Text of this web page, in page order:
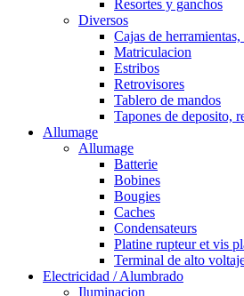
Resortes y ganchos
Diversos
Cajas de
Matriculacion
Estribos
Retrovisores
Tablero de mandos
Tapones de deposito,
Allumage
Allumage
Batterie
Bobines
Bougies
Caches
Condensateurs
Platine rupteur et vis
Terminal de alto
Electricidad / Alumbrado
Iluminacion